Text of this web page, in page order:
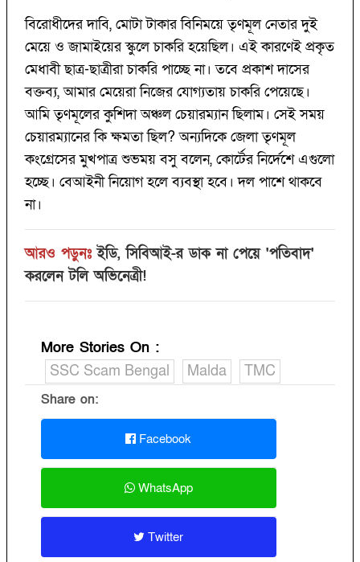
বিরোধীদের দাবি, মোটা টাকার বিনিময়ে তৃণমূল নেতার দুই
মেয়ে ও জামাইয়ের স্কুলে চাকরি হয়েছিল। এই কারণেই প্রকৃত
মেধাবী ছাত্র-ছাত্রীরা চাকরি পাচ্ছে না। তবে প্রকাশ দাসের
বক্তব্য, আমার মেয়েরা নিজের যোগ্যতায় চাকরি পেয়েছে।
আমি তৃণমূলের কুশিদা অঞ্চল চেয়ারম্যান ছিলাম। সেই সময়
চেয়ারম্যানের কি ক্ষমতা ছিল? অন্যদিকে জেলা তৃণমূল
কংগ্রেসের মুখপাত্র শুভময় বসু বলেন, কোর্টের নির্দেশে এগুলো
হচ্ছে। বেআইনী নিয়োগ হলে ব্যবস্থা হবে। দল পাশে থাকবে
না।
আরও পড়ুনঃ ইডি, সিবিআই-র ডাক না পেয়ে 'পতিবাদ'
করলেন টলি অভিনেত্রী!
More Stories On :
SSC Scam Bengal
Malda TMC
Share on:
Facebook
WhatsApp
Twitter